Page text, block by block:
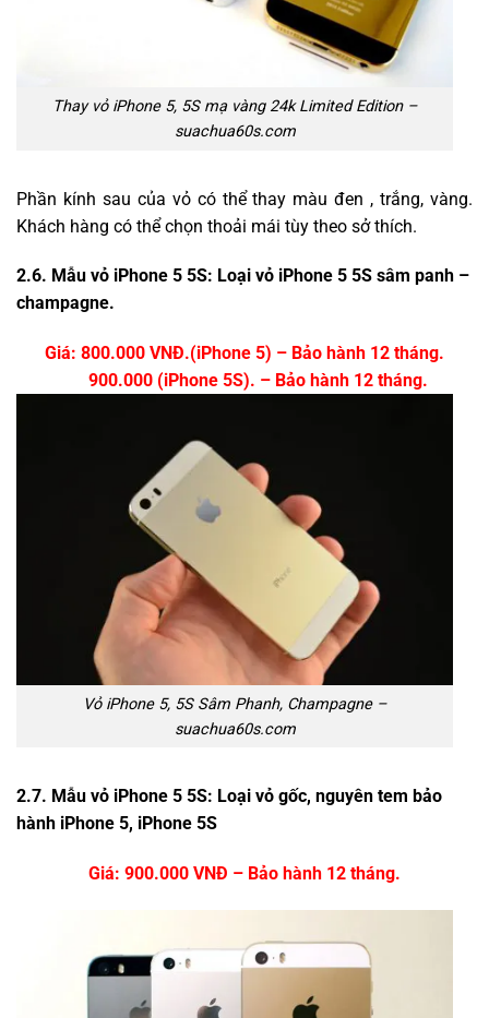
Thay vỏ iPhone 5, 5S mạ vàng 24k Limited Edition –
suachua60s.com
Phần kính sau của vỏ có thể thay màu đen , trắng, vàng.
Khách hàng có thể chọn thoải mái tùy theo sở thích.
2.6. Mẫu vỏ iPhone 5 5S: Loại vỏ iPhone 5 5S sâm panh –
champagne.
Giá: 800.000 VNĐ.(iPhone 5) – Bảo hành 12 tháng.
900.000 (iPhone 5S). – Bảo hành 12 tháng.
Vỏ iPhone 5, 5S Sâm Phanh, Champagne –
suachua60s.com
2.7. Mẫu vỏ iPhone 5 5S: Loại vỏ gốc, nguyên tem bảo
hành iPhone 5, iPhone 5S
Giá: 900.000 VNĐ – Bảo hành 12 tháng.